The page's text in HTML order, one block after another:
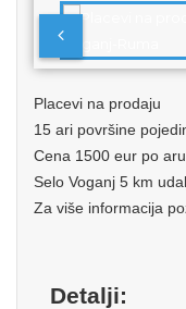
Placevi na prodaju
15 ari površine
Cena 1500 eur po aru
Selo Voganj 5 km
Za više informacija
Detalji: